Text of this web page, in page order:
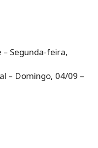
– Segunda-feira,
– Domingo, 04/09 –